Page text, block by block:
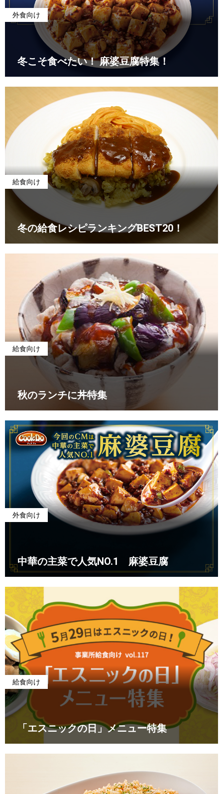
外食向け
冬こそ食べたい！ 麻婆豆腐特集！
給食向け
冬の給食レシピランキングBEST20！
給食向け
秋のランチに丼特集
外食向け
中華の主菜で人気NO.1 麻婆豆腐
給食向け
「エスニックの日」メニュー特集